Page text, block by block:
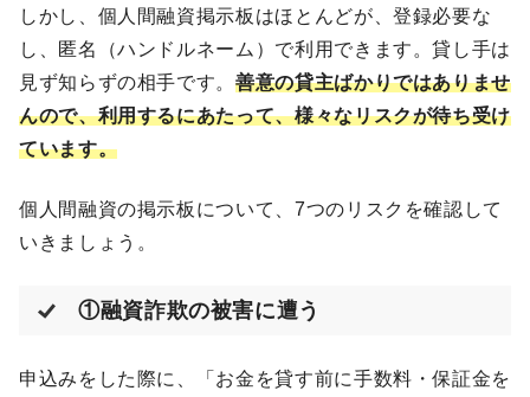
しかし、個人間融資掲示板はほとんどが、登録必要な
し、匿名（ハンドルネーム）で利用できます。貸し手は
見ず知らずの相手です。善意の貸主ばかりではありませ
んので、利用するにあたって、様々なリスクが待ち受け
ています。
個人間融資の掲示板について、7つのリスクを確認して
いきましょう。
①融資詐欺の被害に遭う
申込みをした際に、「お金を貸す前に手数料・保証金を